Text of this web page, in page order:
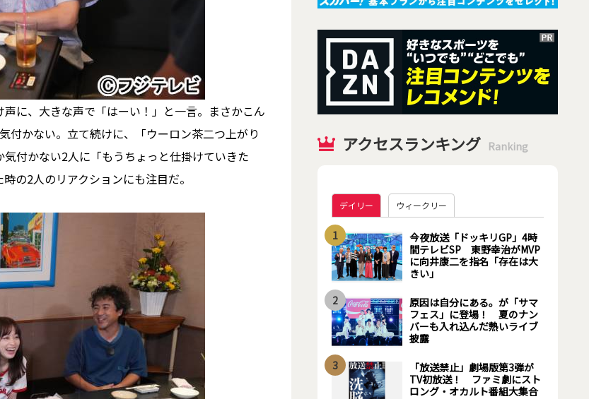
に、大きな声で「はーい！」と一言。まさかこん
付かない。立て続けに、「ウーロン茶二つ上がり
付かない2人に「もうちょっと仕掛けていきた
の2人のリアクションにも注目だ。
アクセスランキング Ranking
デイリー ウィークリー
1
今夜放送「ドッキリGP」4時
間テレビSP 東野幸治がMVP
に向井康二を指名「存在は大
きい」
2
原因は自分にある。が「サマ
フェス」に登場！ 夏のナン
バーも入れ込んだ熱いライブ
披露
3
「放送禁止」劇場版第3弾が
TV初放送！ ファミ劇にスト
ロング・オカルト番組大集合